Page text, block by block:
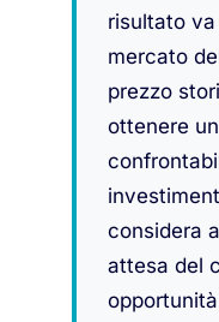
risultato
mercato
prezzo
ottenere
considera
attesa del